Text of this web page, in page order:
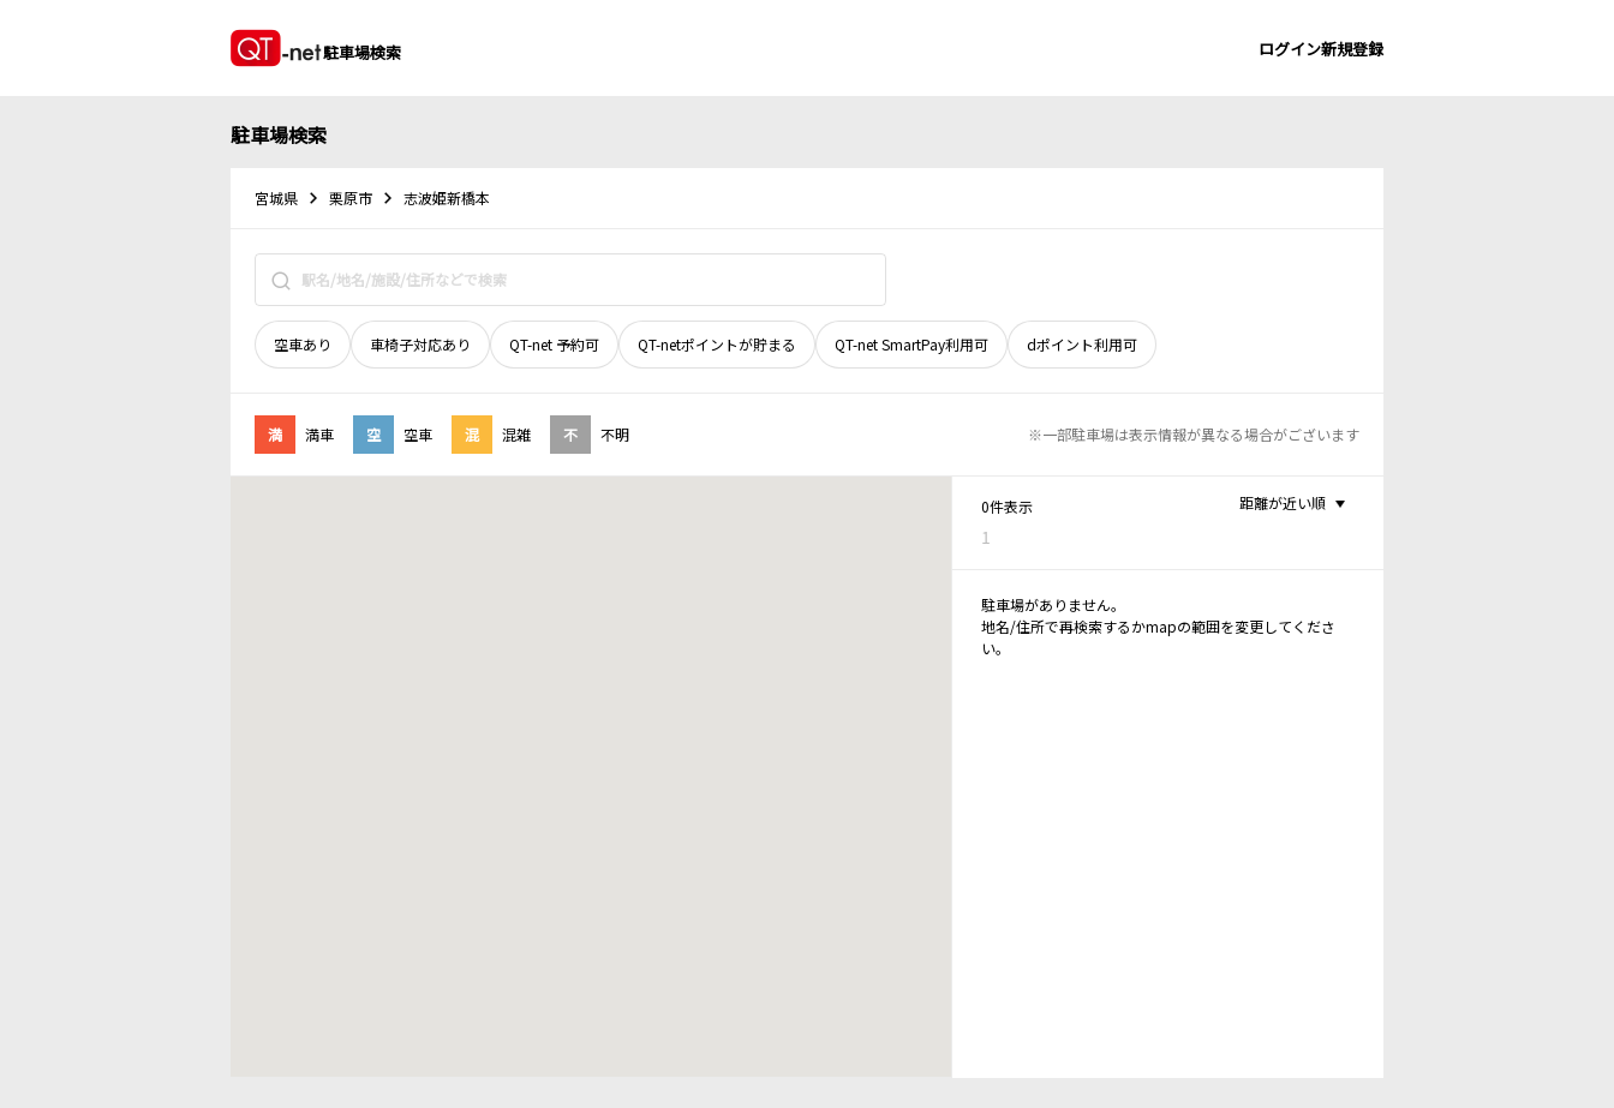
駐車場検索 ログイン新規登録
駐車場検索
宮城県 栗原市 志波姫新橋本
空車あり 車椅子対応あり QT-net 予約可 QT-netポイントが貯まる QT-net SmartPay利用可 dポイント利用可
満 満車 空 空車 混 混雑 不 不明 ※一部駐車場は表示情報が異なる場合がございます
0件表示
1
距離が近い順
駐車場がありません。
地名/住所で再検索するかmapの範囲を変更してくださ
い。